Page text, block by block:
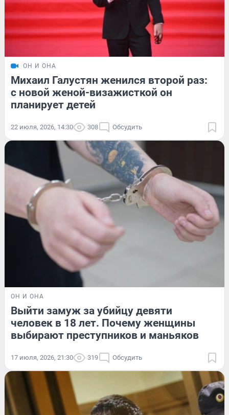
ОН И ОНА
Михаил Галустян женился второй раз:
с новой женой-визажисткой он
планирует детей
22 июля, 2026, 14:30 308 Обсудить
ОН И ОНА
Выйти замуж за убийцу девяти
человек в 18 лет. Почему женщины
выбирают преступников и маньяков
17 июля, 2026, 21:30 319 Обсудить